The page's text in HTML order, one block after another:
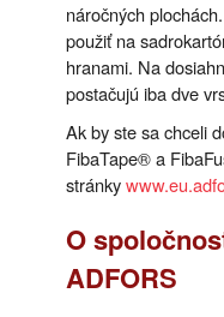
náročných
použiť na
hranami. Na
postačujú iba dve
Ak by ste sa chceli
FibaTape® a
stránky
O
ADFORS